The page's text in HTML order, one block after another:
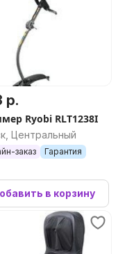
р.
Ryobi RLT1238I
Центральный
заказ Гарантия
в корзину